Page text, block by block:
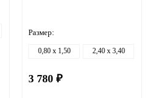
Размер:
0,80 x 1,50 2,40 x 3,40
3 780 ₽